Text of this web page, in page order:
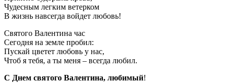
Чудесным легким ветерком
В жизнь навсегда войдет любовь!
Святого Валентина час
Сегодня на земле пробил:
Пускай цветет любовь у нас,
Чтоб я тебя, а ты меня – всегда любил.
С Днем святого Валентина, любимый!